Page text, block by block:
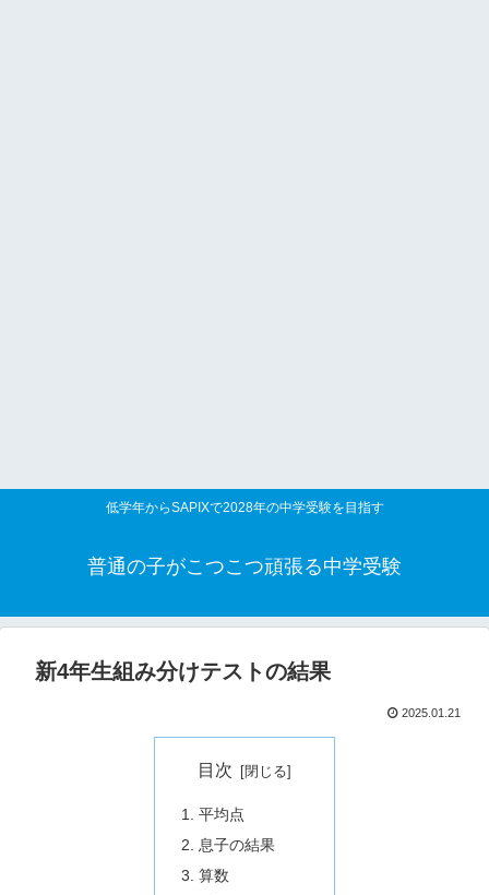
低学年からSAPIXで2028年の中学受験を目指す
普通の子がこつこつ頑張る中学受験
新4年生組み分けテストの結果
2025.01.21
目次
平均点
息子の結果
算数